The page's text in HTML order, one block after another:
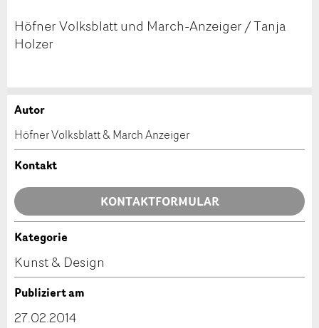
Höfner Volksblatt und March-Anzeiger / Tanja
Holzer
Anzeige beanstanden
Ihr Feedback wird sehr geschätzt!
Allgemeines Feedback
Anzeige nicht mehr gültig
Anzeige unvollständig
Anzeige weiterempfehlen
Empfehlen Sie diese Anzeige an Freunde weiter.
Autor
Höfner Volksblatt & March Anzeiger
Kontakt
KONTAKTFORMULAR
Kontakt
Verfassen Sie eine Nachricht für die Kontaktpersonen
Kategorie
Kunst & Design
Publiziert am
27.02.2014